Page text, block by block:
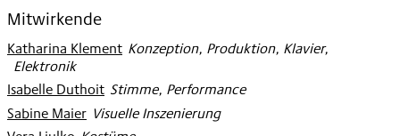
Mitwirkende
Katharina Klement
: Konzeption, Produktion, Klavier,
Elektronik
Isabelle Duthoit
: Stimme, Performance
Sabine Maier
: Visuelle Inszenierung